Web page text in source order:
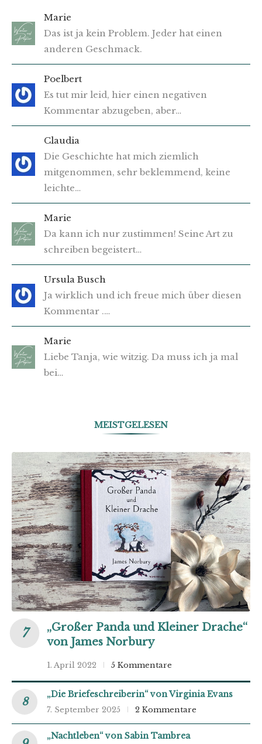
Marie
Das ist ja kein Problem. Jeder hat einen
anderen Geschmack.
Poelbert
Es tut mir leid, hier einen negativen
Kommentar abzugeben, aber…
Claudia
Die Geschichte hat mich ziemlich
mitgenommen, sehr beklemmend, keine
leichte…
Marie
Da kann ich nur zustimmen! Seine Art zu
schreiben begeistert…
Ursula Busch
Ja wirklich und ich freue mich über diesen
Kommentar .…
Marie
Liebe Tanja, wie witzig. Da muss ich ja mal
bei…
MEISTGELESEN
„Großer Panda und Kleiner Drache“
von James Norbury
1. April 2022 5 Kommentare
„Die Briefeschreiberin“ von Virginia Evans
7. September 2025 2 Kommentare
„Nachtleben“ von Sabin Tambrea